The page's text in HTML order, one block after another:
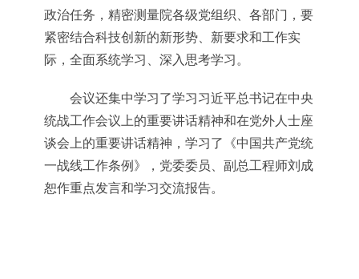
政治任务，精密测量院各级党组织、各部门，要
紧密结合科技创新的新形势、新要求和工作实
际，全面系统学习、深入思考学习。
会议还集中学习了学习习近平总书记在中央
统战工作会议上的重要讲话精神和在党外人士座
谈会上的重要讲话精神，学习了《中国共产党统
一战线工作条例》，党委委员、副总工程师刘成
恕作重点发言和学习交流报告。